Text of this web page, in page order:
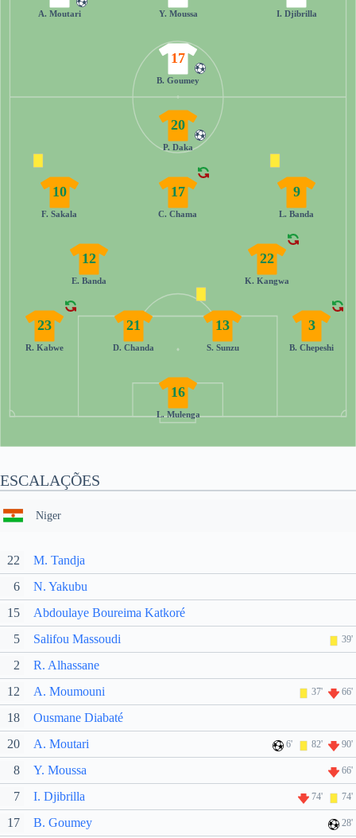
I. Djibrilla
Y. Moussa
A. Moutari
17
B. Goumey
16
L. Mulenga
23
R. Kabwe
21
D. Chanda
13
S. Sunzu
3
B. Chepeshi
12
E. Banda
22
K. Kangwa
10
F. Sakala
17
C. Chama
9
L. Banda
20
P. Daka
ESCALAÇÕES
Niger
22
M. Tandja
6
N. Yakubu
15
Abdoulaye Boureima Katkoré
5
Salifou Massoudi 39'
2
R. Alhassane
12
A. Moumouni 37' 66'
18
Ousmane Diabaté
20
A. Moutari 6' 82' 90'
8 Y. Moussa 66'
7 I. Djibrilla 74' 74'
17 B. Goumey 28'